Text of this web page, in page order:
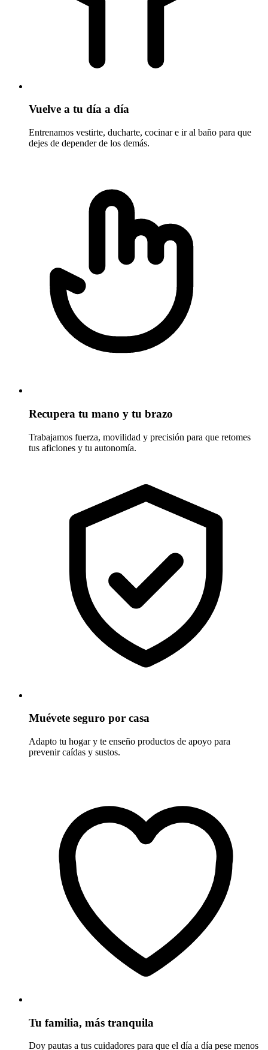
Vuelve a tu día a día
Entrenamos vestirte, ducharte, cocinar e ir al baño para que
dejes de depender de los demás.
Recupera tu mano y tu brazo
Trabajamos fuerza, movilidad y precisión para que retomes
tus aficiones y tu autonomía.
Muévete seguro por casa
Adapto tu hogar y te enseño productos de apoyo para
prevenir caídas y sustos.
Tu familia, más tranquila
Doy pautas a tus cuidadores para que el día a día pese menos